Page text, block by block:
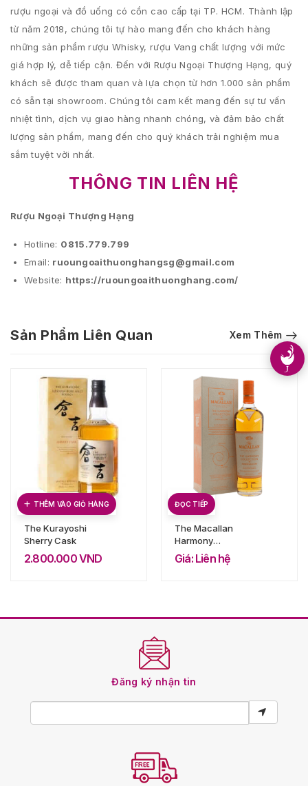
rượu ngoại và đồ uống có cồn cao cấp tại TP. HCM. Thành lập
từ năm 2018, chúng tôi tự hào mang đến cho khách hàng
những sản phẩm rượu Whisky, rượu Vang chất lượng với mức
giá hợp lý, dễ tiếp cận. Đến với Rượu Ngoại Thượng Hạng, quý
khách sẽ được tham quan và lựa chọn từ hơn 1.000 sản phẩm
có sẵn tại showroom. Chúng tôi cam kết mang đến sự tư vấn
nhiệt tình, dịch vụ giao hàng nhanh chóng, và đảm bảo chất
lượng sản phẩm, mang đến cho quý khách trải nghiệm mua
sắm tuyệt vời nhất.
THÔNG TIN LIÊN HỆ
Rượu Ngoại Thượng Hạng
Hotline: 0815.779.799
Email: ruoungoaithuonghangsg@gmail.com
Website: https://ruoungoaithuonghang.com/
Sản Phẩm Liên Quan Xem Thêm
THÊM VÀO GIỎ HÀNG
The Kurayoshi
Sherry Cask
2.800.000VND
ĐỌC TIẾP
The Macallan
Harmony
Collection Amber
Meadow
Giá: Liên hệ
Đăng ký nhận tin